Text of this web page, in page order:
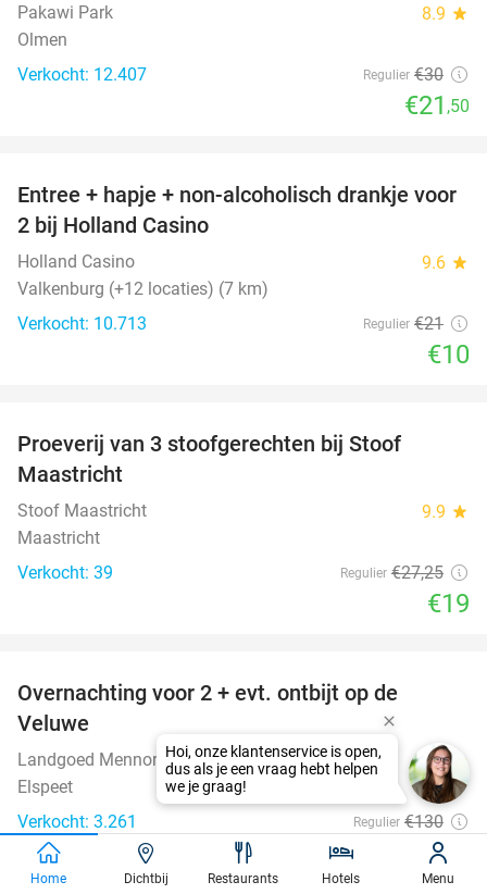
Pakawi Park 8.9 star
Olmen
Verkocht: 12.407
Regulier €30
€21 ,50
52%
Entree + hapje + non-alcoholisch drankje voor
2 bij Holland Casino
Holland Casino 9.6 star
Valkenburg (+12 locaties) (7 km)
Verkocht: 10.713
Regulier €21
€10
Proeverij van 3 stoofgerechten bij Stoof
Maastricht
Stoof Maastricht 9.9 star
Maastricht
Verkocht: 39
Regulier €27,25
€19
Overnachting voor 2 + evt. ontbijt op de
Veluwe
Landgoed Mennorode 9.3star
Elspeet
Verkocht: 3.261
Regulier €130
€64
Excl. ca. €2,50 p.p.p.n. toeristenbelasting
Home Dichtbij Restaurants Hotels Menu